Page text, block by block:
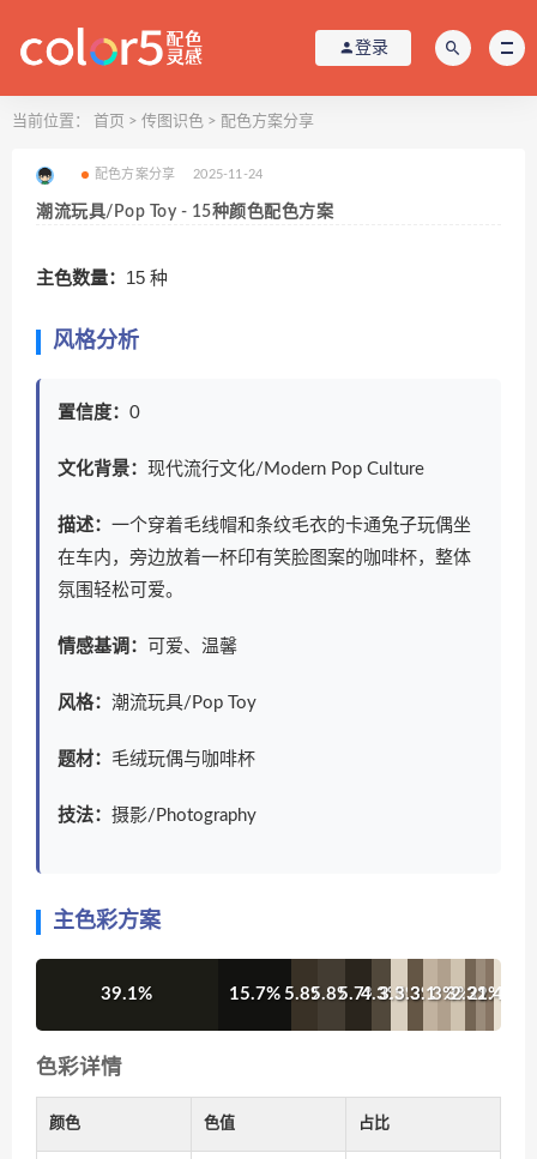
登录
当前位置： 首页 > 传图识色 > 配色方案分享
配色方案分享 2025-11-24
潮流玩具/Pop Toy - 15种颜色配色方案
主色数量： 15 种
风格分析
置信度： 0
文化背景： 现代流行文化/Modern Pop Culture
描述： 一个穿着毛线帽和条纹毛衣的卡通兔子玩偶坐
在车内，旁边放着一杯印有笑脸图案的咖啡杯，整体
氛围轻松可爱。
情感基调： 可爱、温馨
风格： 潮流玩具/Pop Toy
题材： 毛绒玩偶与咖啡杯
技法： 摄影/Photography
主色彩方案
39.1% 15.7% 5.8%5.8%5.7%4.3%3.5%
3.3%
3.1%
3%3%
2.3%
2%
2%
1.4%
色彩详情
颜色 色值 占比